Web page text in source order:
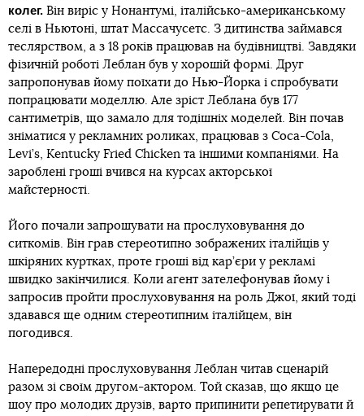
колег. Він виріс у Нонантумі, італійсько-американському
селі в Ньютоні, штат Массачусетс. З дитинства займався
теслярством, а з 18 років працював на будівництві. Завдяки
фізичній роботі Леблан був у хорошій формі. Друг
запропонував йому поїхати до Нью-Йорка і спробувати
попрацювати моделлю. Але зріст Леблана був 177
сантиметрів, що замало для тодішніх моделей. Він почав
зніматися у рекламних роликах, працював з Coca-Cola,
Levi’s, Kentucky Fried Chicken та іншими компаніями. На
зароблені гроші вчився на курсах акторської
майстерності.
Його почали запрошувати на прослуховування до
ситкомів. Він грав стереотипно зображених італійців у
шкіряних куртках, проте гроші від кар’єри у рекламі
швидко закінчилися. Коли агент зателефонував йому і
запросив пройти прослуховування на роль Джої, який тоді
здавався ще одним стереотипним італійцем, він
погодився.
Напередодні прослуховування Леблан читав сценарій
разом зі своїм другом-актором. Той сказав, що якщо це
шоу про молодих друзів, варто припинити репетирувати й